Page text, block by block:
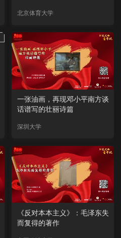
北京体育大学
一张油画，再现邓小平南方谈
话谱写的壮丽诗篇
深圳大学
《反对本本主义》：毛泽东失
而复得的著作